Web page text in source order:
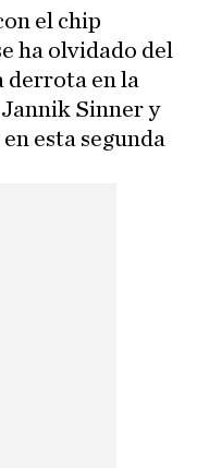
el chip
ha olvidado del
derrota en la
Sinner y
esta segunda